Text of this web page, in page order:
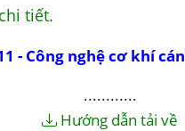
tiết.
- Công nghệ cơ khí
............
Hướng dẫn tải về